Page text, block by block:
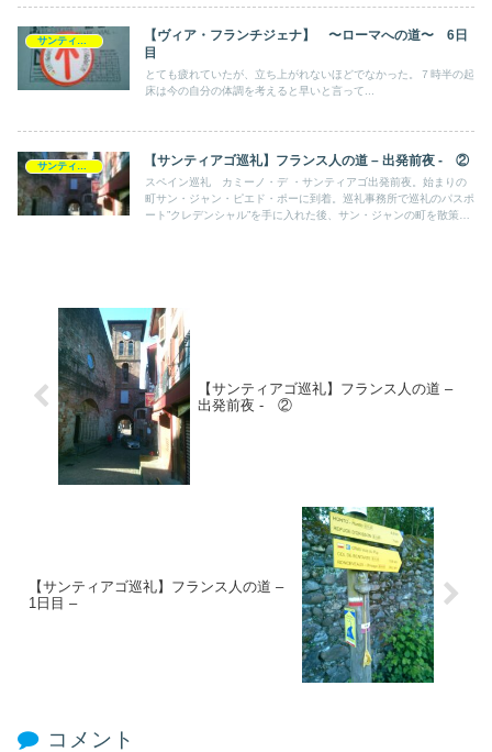
サンティアゴ巡礼記
【ヴィア・フランチジェナ】 〜ローマへの道〜 6日
目
とても疲れていたが、立ち上がれないほどでなかった。７時半の起
床は今の自分の体調を考えると早いと言って...
サンティアゴ巡礼記 【サンティアゴ巡礼】フランス人の道 – 出発前夜 - ②
スペイン巡礼 カミーノ・デ ・サンティアゴ出発前夜。始まりの
町サン・ジャン・ピエド・ポーに到着。巡礼事務所で巡礼のパスポ
ート”クレデンシャル”を手に入れた後、サン・ジャンの町を散策し
【サンティアゴ巡礼】フランス人の道 –
出発前夜 - ②
【サンティアゴ巡礼】フランス人の道 –
1日目 –
コメント